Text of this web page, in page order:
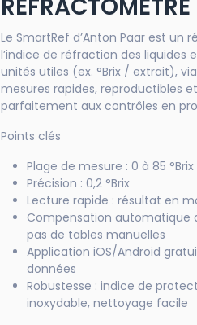
Le SmartRef d’Anton Paar est
l’indice de réfraction des
unités utiles (ex. °Brix / extrait),
mesures rapides, reproductibles
parfaitement aux contrôles en
Points clés
Plage de mesure : 0 à 85 °Brix
Précision : 0,2 °Brix
Lecture rapide : résultat en
Compensation automatique
pas de tables manuelles
Application iOS/Android
données
Robustesse : indice de
inoxydable, nettoyage facile